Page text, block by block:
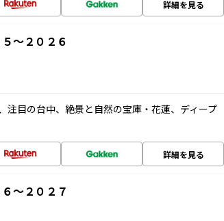
詳細を見る
～２０２６
注目の台中、絶景と自然の宝庫・花蓮、ディープ
詳細を見る
～２０２７